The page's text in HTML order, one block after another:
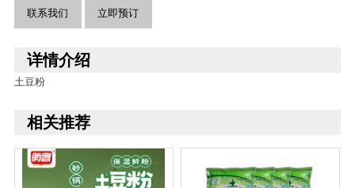
联系我们 立即预订
详情介绍
土豆粉
相关推荐